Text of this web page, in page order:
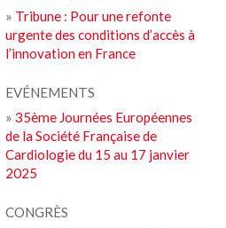
» Tribune : Pour une refonte
urgente des conditions d’accès à
l’innovation en France
EVÉNEMENTS
»35ème Journées Européennes
de la Société Française de
Cardiologie du 15 au 17 janvier
2025
CONGRÈS